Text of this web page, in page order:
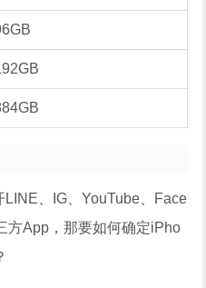
、IG、YouTube、Face
方App，那要如何确定iPho